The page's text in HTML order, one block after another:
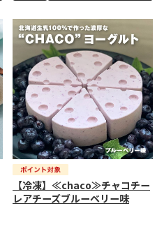
【冷凍】≪chaco≫チャコチー
レアチーズブルーベリー味